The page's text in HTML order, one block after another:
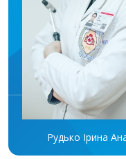
Рудько Ірина